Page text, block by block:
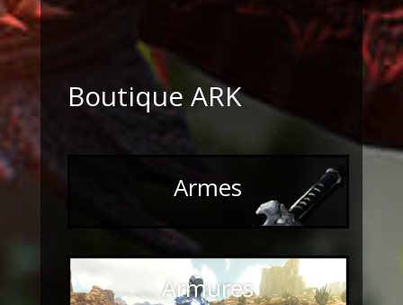
Boutique ARK
Armes
Armures